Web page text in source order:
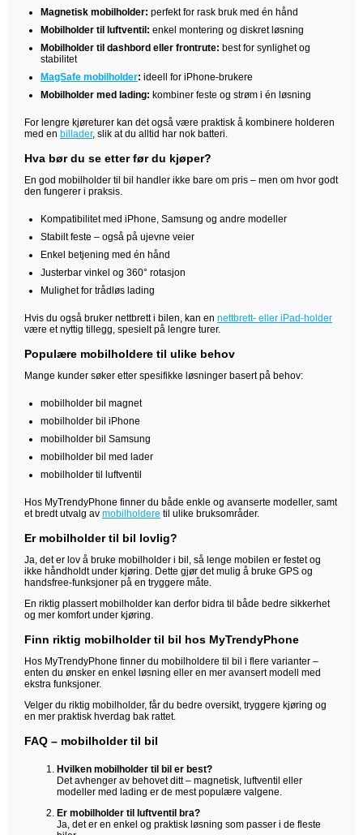
Magnetisk mobilholder: perfekt for rask bruk med én hånd
Mobilholder til luftventil: enkel montering og diskret løsning
Mobilholder til dashbord eller frontrute: best for synlighet og
stabilitet
MagSafe mobilholder: ideell for iPhone-brukere
Mobilholder med lading: kombiner feste og strøm i én løsning
For lengre kjøreturer kan det også være praktisk å kombinere holderen
med en billader, slik at du alltid har nok batteri.
Hva bør du se etter før du kjøper?
En god mobilholder til bil handler ikke bare om pris – men om hvor godt
den fungerer i praksis.
Kompatibilitet med iPhone, Samsung og andre modeller
Stabilt feste – også på ujevne veier
Enkel betjening med én hånd
Justerbar vinkel og 360° rotasjon
Mulighet for trådløs lading
Hvis du også bruker nettbrett i bilen, kan en nettbrett- eller iPad-holder
være et nyttig tillegg, spesielt på lengre turer.
Populære mobilholdere til ulike behov
Mange kunder søker etter spesifikke løsninger basert på behov:
mobilholder bil magnet
mobilholder bil iPhone
mobilholder bil Samsung
mobilholder bil med lader
mobilholder til luftventil
Hos MyTrendyPhone finner du både enkle og avanserte modeller, samt
et bredt utvalg av mobilholdere til ulike bruksområder.
Er mobilholder til bil lovlig?
Ja, det er lov å bruke mobilholder i bil, så lenge mobilen er festet og
ikke håndholdt under kjøring. Dette gjør det mulig å bruke GPS og
handsfree-funksjoner på en tryggere måte.
En riktig plassert mobilholder kan derfor bidra til både bedre sikkerhet
og mer komfort under kjøring.
Finn riktig mobilholder til bil hos MyTrendyPhone
Hos MyTrendyPhone finner du mobilholdere til bil i flere varianter –
enten du ønsker en enkel løsning eller en mer avansert modell med
ekstra funksjoner.
Velger du riktig mobilholder, får du bedre oversikt, tryggere kjøring og
en mer praktisk hverdag bak rattet.
FAQ – mobilholder til bil
Hvilken mobilholder til bil er best?
Det avhenger av behovet ditt – magnetisk, luftventil eller
modeller med lading er de mest populære valgene.
Er mobilholder til luftventil bra?
Ja, det er en enkel og praktisk løsning som passer i de fleste